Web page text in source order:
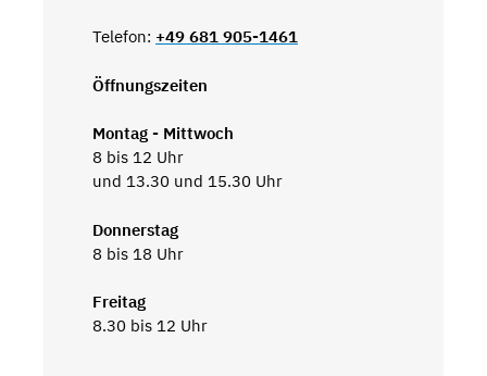
Telefon: +49 681 905-1461
Öffnungszeiten
Montag - Mittwoch
8 bis 12 Uhr
und 13.30 und 15.30 Uhr
Donnerstag
8 bis 18 Uhr
Freitag
8.30 bis 12 Uhr